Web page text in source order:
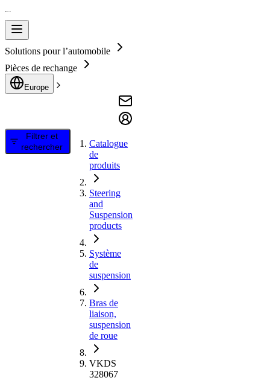
Solutions pour l’automobile
Pièces de rechange
Europe
Filtrer et
rechercher
Catalogue
de
produits
Steering
and
Suspension
products
Système
de
suspension
Bras de
liaison,
suspension
de roue
VKDS
328067